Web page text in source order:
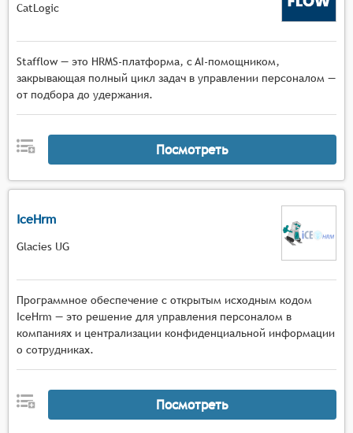
Интеграция с другими системами: Система
может обеспечивать интеграцию с другими
корпоративными системами, такими как
системы управления проектами, CRM-системы
и системы учёта рабочего времени, позволяя
обмениваться данными и повышать
эффективность работы.
Безопасность данных: Система должна
обеспечивать высокий уровень безопасности
данных об удалённых сотрудниках, включая
защиту от несанкционированного доступа,
шифрование данных и регулярное резервное
копирование важной информации.
CatLogic
Stafflow — это HRMS-платформа, c AI-помощником,
закрывающая полный цикл задач в управлении персоналом —
от подбора до удержания.
Посмотреть
IceHrm
Glacies UG
Программное обеспечение с открытым исходным кодом
IceHrm — это решение для управления персоналом в
компаниях и централизации конфиденциальной информации
о сотрудниках.
Посмотреть